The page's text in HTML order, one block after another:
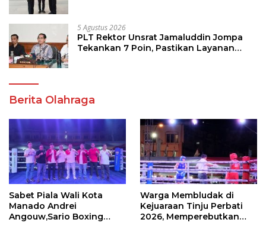
5 Agustus 2026
PLT Rektor Unsrat Jamaluddin Jompa
Tekankan 7 Poin, Pastikan Layanan
Berita Olahraga
Sabet Piala Wali Kota
Manado Andrei
Angouw,Sario Boxing
Warga Membludak di
Kejuaraan Tinju Perbati
2026, Memperebutkan